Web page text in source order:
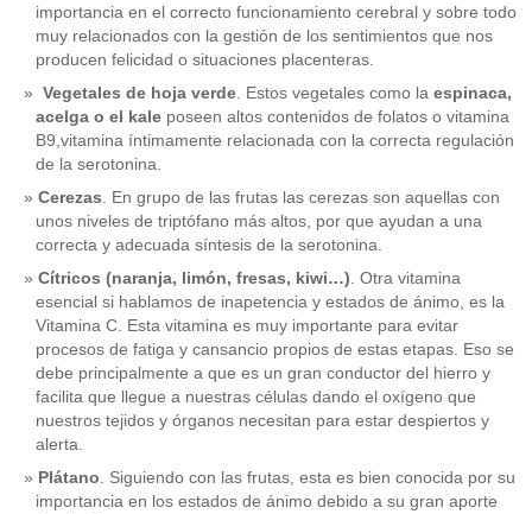
importancia en el correcto funcionamiento cerebral y sobre todo
muy relacionados con la gestión de los sentimientos que nos
producen felicidad o situaciones placenteras.
Vegetales de hoja verde. Estos vegetales como la espinaca,
acelga o el kale poseen altos contenidos de folatos o vitamina
B9,vitamina íntimamente relacionada con la correcta regulación
de la serotonina.
Cerezas. En grupo de las frutas las cerezas son aquellas con
unos niveles de triptófano más altos, por que ayudan a una
correcta y adecuada síntesis de la serotonina.
Cítricos (naranja, limón, fresas, kiwi…). Otra vitamina
esencial si hablamos de inapetencia y estados de ánimo, es la
Vitamina C. Esta vitamina es muy importante para evitar
procesos de fatiga y cansancio propios de estas etapas. Eso se
debe principalmente a que es un gran conductor del hierro y
facilita que llegue a nuestras células dando el oxígeno que
nuestros tejidos y órganos necesitan para estar despiertos y
alerta.
Plátano. Siguiendo con las frutas, esta es bien conocida por su
importancia en los estados de ánimo debido a su gran aporte